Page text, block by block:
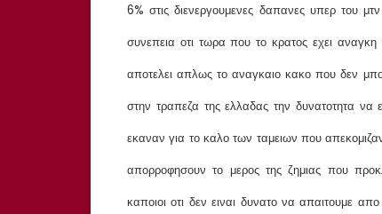
6% στις διενεργουμενες δαπανες υπερ του
συνεπεια οτι τωρα που το κρατος εχει
αποτελει απλως το αναγκαιο κακο που δεν
στην τραπεζα της ελλαδας την δυνατοτητα να
εκαναν για το καλο των ταμειων που
απορροφησουν το μερος της ζημιας που
καποιοι οτι δεν ειναι δυνατο να απαιτουμε